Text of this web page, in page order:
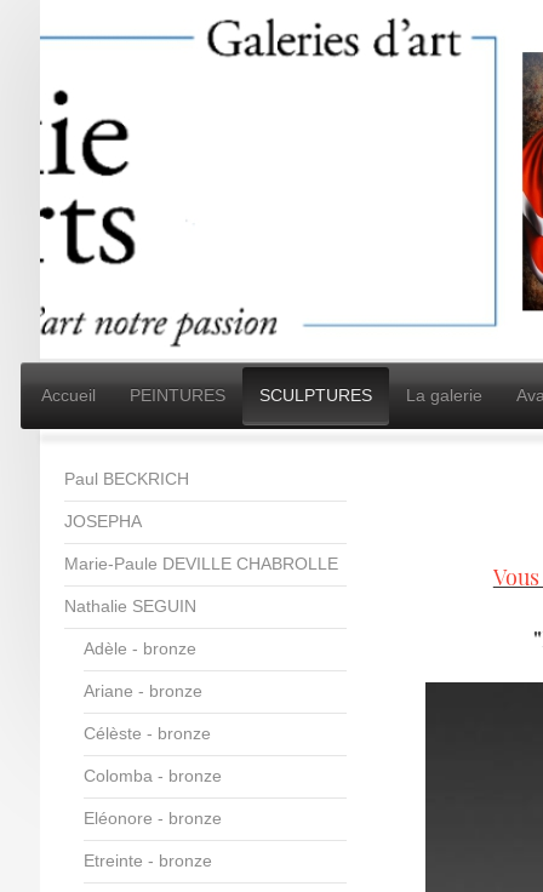
Accueil PEINTURES SCULPTURES La galerie
Paul BECKRICH
JOSEPHA
Marie-Paule DEVILLE CHABROLLE
Nathalie SEGUIN
Adèle - bronze
Ariane - bronze
Célèste - bronze
Colomba - bronze
Eléonore - bronze
Etreinte - bronze